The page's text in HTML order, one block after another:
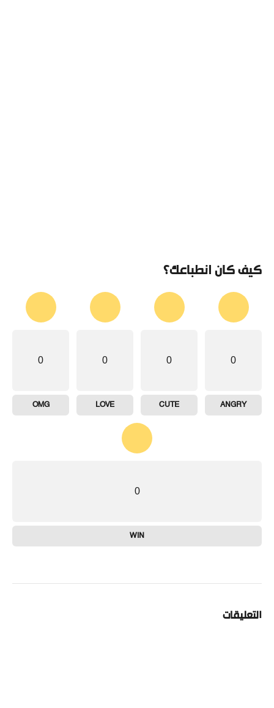
كيف كان انطباعك؟
0
ANGRY
0
CUTE
0
LOVE
0
OMG
0
WIN
التعليقات